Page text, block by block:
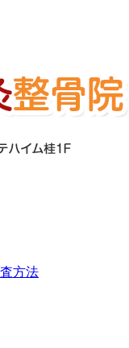
方法